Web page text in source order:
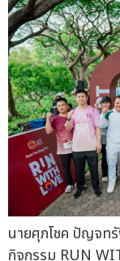
นายศุภโชค ปัญจทรั
กิจกรรม RUN